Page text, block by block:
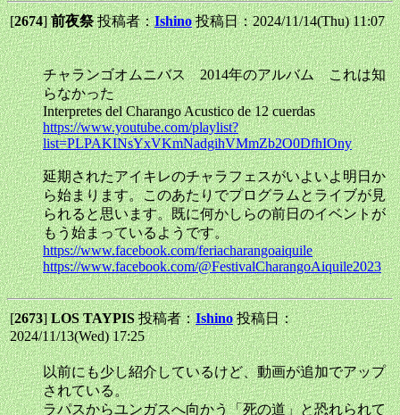
[2674]前夜祭投稿者：Ishino 投稿日：2024/11/14(Thu) 11:07
チャランゴオムニバス 2014年のアルバム これは知
らなかった
Interpretes del Charango Acustico de 12 cuerdas
https://www.youtube.com/playlist?
list=PLPAKINsYxVKmNadgihVMmZb2O0DfhIOny
延期されたアイキレのチャラフェスがいよいよ明日か
ら始まります。このあたりでプログラムとライブが見
られると思います。既に何かしらの前日のイベントが
もう始まっているようです。
https://www.facebook.com/feriacharangoaiquile
https://www.facebook.com/@FestivalCharangoAiquile2023
[2673]LOS TAYPIS投稿者：Ishino 投稿日：
2024/11/13(Wed) 17:25
以前にも少し紹介しているけど、動画が追加でアップ
されている。
ラパスからユンガスへ向かう「死の道」と恐れられて